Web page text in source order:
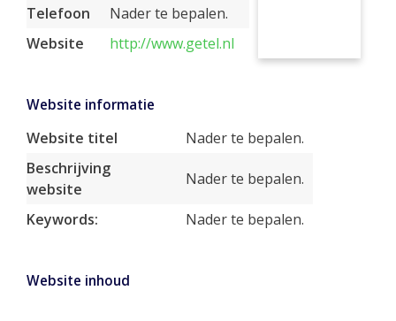
Telefoon
Nader te bepalen.
Website
http://www.getel.nl
Website informatie
Website titel
Nader te bepalen.
Beschrijving
website
Nader te bepalen.
Keywords: Nader te bepalen.
Website inhoud